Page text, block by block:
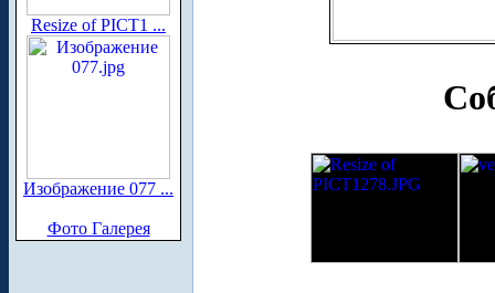
Resize of PICT1 ...
Изображение 077 ...
Фото Галерея